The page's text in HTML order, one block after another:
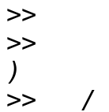
>>
>>
>>